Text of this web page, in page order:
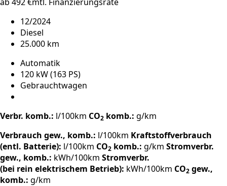
12/2024
Diesel
25.000 km
Automatik
120 kW (163 PS)
Gebrauchtwagen
Verbr. komb.: l/100km CO2 komb.: g/km
Verbrauch gew., komb.: l/100km Kraftstoffverbrauch
(entl. Batterie): l/100km CO2 komb.: g/km Stromverbr.
gew., komb.: kWh/100km Stromverbr.
(bei rein elektrischem Betrieb): kWh/100km CO2 gew.,
komb.: g/km